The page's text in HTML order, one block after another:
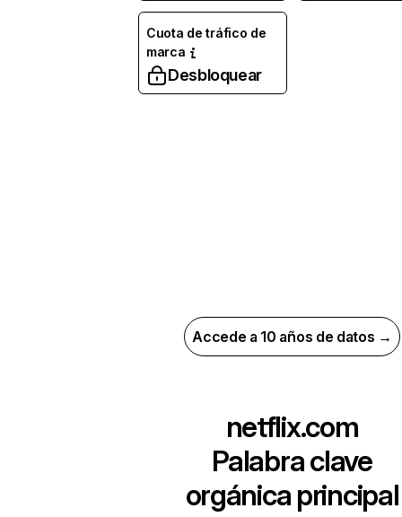
Cuota de tráfico de
marca
Desbloquear
Accede a 10 años de datos →
netflix.com
Palabra clave
orgánica principal